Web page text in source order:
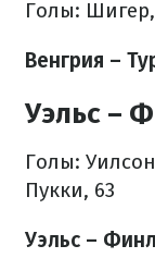
Голы:
Венгрия –
Уэльс –
Голы:
Пукки, 63
Уэльс –